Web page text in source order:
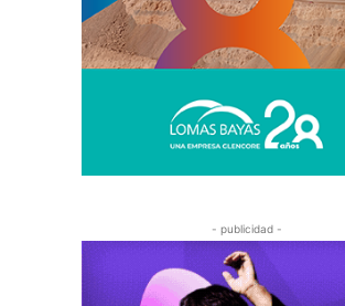
- publicidad -